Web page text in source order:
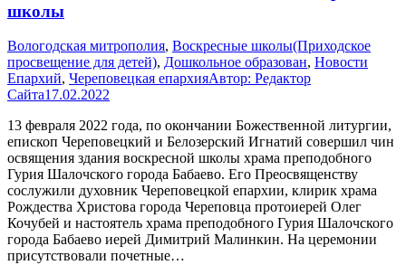
школы
Вологодская митрополия, Воскресные школы(Приходское
просвещение для детей), Дошкольное образован, Новости
Епархий, Череповецкая епархияАвтор: Редактор
Сайта17.02.2022
13 февраля 2022 года, по окончании Божественной литургии,
епископ Череповецкий и Белозерский Игнатий совершил чин
освящения здания воскресной школы храма преподобного
Гурия Шалочского города Бабаево. Его Преосвященству
сослужили духовник Череповецкой епархии, клирик храма
Рождества Христова города Череповца протоиерей Олег
Кочубей и настоятель храма преподобного Гурия Шалочского
города Бабаево иерей Димитрий Малинкин. На церемонии
присутствовали почетные…